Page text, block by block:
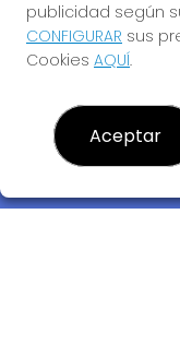
Descubre la
publicidad según
CONFIGURAR sus
Cookies AQUÍ.
Aceptar